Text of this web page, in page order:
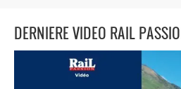
DERNIERE VIDEO RAIL